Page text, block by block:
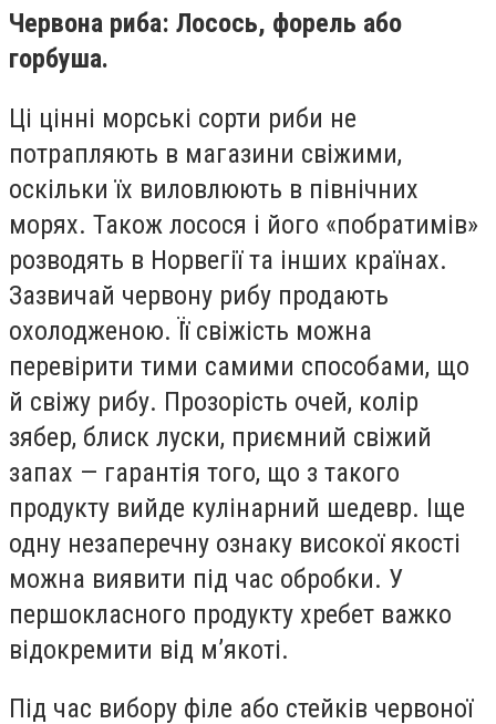
Червона риба: Лосось, форель або
горбуша.
Ці цінні морські сорти риби не
потрапляють в магазини свіжими,
оскільки їх виловлюють в північних
морях. Також лосося і його «побратимів»
розводять в Норвегії та інших країнах.
Зазвичай червону рибу продають
охолодженою. Її свіжість можна
перевірити тими самими способами, що
й свіжу рибу. Прозорість очей, колір
зябер, блиск луски, приємний свіжий
запах — гарантія того, що з такого
продукту вийде кулінарний шедевр. Іще
одну незаперечну ознаку високої якості
можна виявити під час обробки. У
першокласного продукту хребет важко
відокремити від м’якоті.
Під час вибору філе або стейків червоної